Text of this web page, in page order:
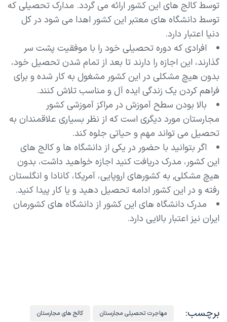
توسط کالج های این کشور ارائه می گردد. مدارک تحصیلی که
توسط دانشگاه های معتبر این کشور اهدا می شود در کل
دنیا اعتبار دارد.
افرادی که دوره تحصیلی خود را با موفقیت پشت سر
گذارند، این اجازه را دارند تا بعد از تمام شدن تحصیل خود،
بدون هیچ مشکلی در این کشور مشغول به کار شده و برای
فراهم کردن یک زندگی ایده آل و مناسب تلاش کنند.
بالا بودن سطح آموزش در مراکز آموزشی کشور
مجارستان مورد دیگری است که از نظر بسیاری علاقمندان به
تحصیل می تواند مهم و حیاتی جلوه کند.
اگر بتوانید با حضور در یکی از دانشگاه ها و کالج های
این کشور، مدرک دریافت کنید اجازه خواهید داشت، بدون
هیچ مشکلی, به کشورهای اروپایی، آمریکا، کانادا و انگلستان
رفته و در این کشور ادامه تحصیل دهید و یا کار پیدا کنید.
مدرک دانشگاه های این کشور از دانشگاه های کشورمان
ایران نیز اعتبار بالایی دارد.
برچسب: مهاجرت تحصیلی مجارستان کالج های مجارستان